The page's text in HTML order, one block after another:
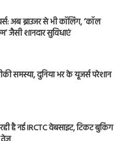
अब ब्राउजर से भी कॉलिंग, ‘कॉल
जैसी शानदार सुविधाएं
समस्या, दुनिया भर के यूजर्स परेशान
है नई IRCTC वेबसाइट, टिकट बुकिंग